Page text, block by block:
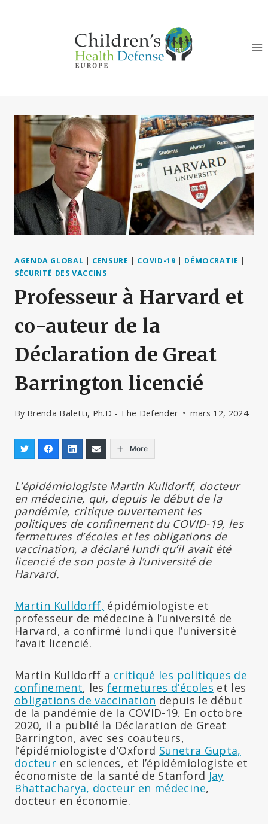
AGENDA GLOBAL | CENSURE | COVID-19 | DÉMOCRATIE |
SÉCURITÉ DES VACCINS
Professeur à Harvard et
co-auteur de la
Déclaration de Great
Barrington licencié
By Brenda Baletti, Ph.D - The Defender mars 12, 2024
More
L’épidémiologiste Martin Kulldorff, docteur
en médecine, qui, depuis le début de la
pandémie, critique ouvertement les
politiques de confinement du COVID-19, les
fermetures d’écoles et les obligations de
vaccination, a déclaré lundi qu’il avait été
licencié de son poste à l’université de
Harvard.
Martin Kulldorff, épidémiologiste et
professeur de médecine à l’université de
Harvard, a confirmé lundi que l’université
l’avait licencié.
Martin Kulldorff a critiqué les politiques de
confinement, lesfermetures d’écoles et les
obligations de vaccination depuis le début
de la pandémie de la COVID-19. En octobre
2020, il a publié la Déclaration de Great
Barrington, avec ses coauteurs,
l’épidémiologiste d’Oxford Sunetra Gupta,
docteur en sciences, et l’épidémiologiste et
économiste de la santé de Stanford Jay
Bhattacharya, docteur en médecine,
docteur en économie.